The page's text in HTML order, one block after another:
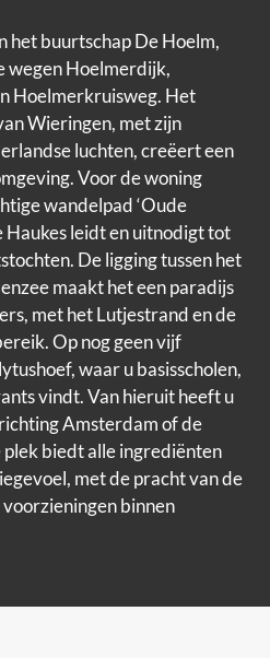
het buurtschap De Hoelm,
wegen Hoelmerdijk,
Hoelmerkruisweg. Het
Wieringen, met zijn
luchten, creëert een
Voor de woning
wandelpad ‘Oude
Haukes leidt en uitnodigt tot
De ligging tussen het
maakt het een paradijs
met het Lutjestrand en de
Op nog geen vijf
waar u basisscholen,
vindt. Van hieruit heeft u
Amsterdam of de
biedt alle ingrediënten
met de pracht van de
binnen